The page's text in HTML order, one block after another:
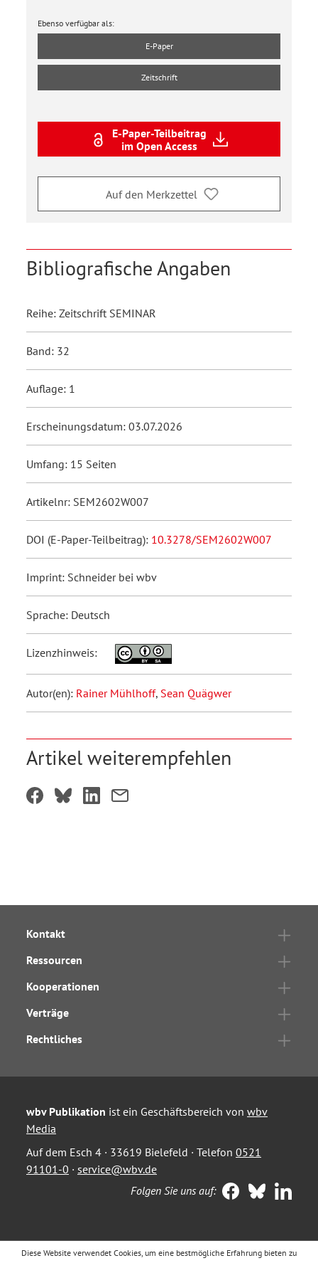
Ebenso verfügbar als:
E-Paper
Zeitschrift
E-Paper-Teilbeitrag
im Open Access
Auf den Merkzettel
Bibliografische Angaben
Reihe: Zeitschrift SEMINAR
Band: 32
Auflage: 1
Erscheinungsdatum: 03.07.2026
Umfang: 15 Seiten
Artikelnr: SEM2602W007
DOI (E-Paper-Teilbeitrag): 10.3278/SEM2602W007
Imprint: Schneider bei wbv
Sprache: Deutsch
Lizenzhinweis:
Autor(en): Rainer Mühlhoff, Sean Quägwer
Artikel weiterempfehlen
Kontakt
Ressourcen
Kooperationen
Verträge
Rechtliches
wbv Publikation ist ein Geschäftsbereich von wbv
Media
Auf dem Esch 4 · 33619 Bielefeld · Telefon 0521
91101-0 · service@wbv.de
Folgen Sie uns auf:
Diese Website verwendet Cookies, um eine bestmögliche Erfahrung bieten zu